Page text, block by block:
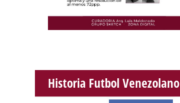
Historia Futbol Venezolano